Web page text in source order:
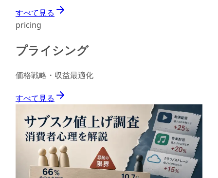
すべて見る
pricing
プライシング
価格戦略・収益最適化
すべて見る